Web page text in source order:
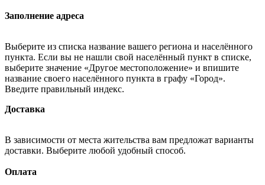
Заполнение адреса
Выберите из списка название вашего региона и населённого
пункта. Если вы не нашли свой населённый пункт в списке,
выберите значение «Другое местоположение» и впишите
название своего населённого пункта в графу «Город».
Введите правильный индекс.
Доставка
В зависимости от места жительства вам предложат варианты
доставки. Выберите любой удобный способ.
Оплата